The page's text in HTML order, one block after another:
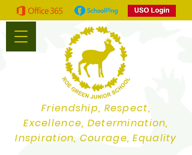
Friendship, Respect,
Excellence, Determination,
Inspiration, Courage, Equality